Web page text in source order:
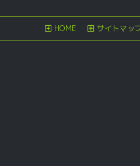
HOME サイトマッ